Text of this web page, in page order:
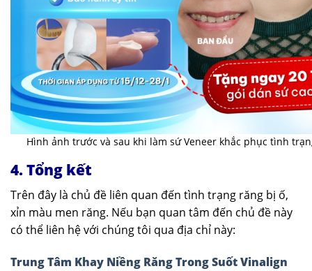
Hình ảnh trước và sau khi làm sứ Veneer khắc phục tình
4. Tổng kết
Trên đây là chủ đề liên quan đến tình trạng răng bị ố,
xỉn màu men răng. Nếu bạn quan tâm đến chủ đề này
có thể liên hệ với chúng tôi qua địa chỉ này:
Trung Tâm Khay Niềng Răng Trong Suốt Vinalign